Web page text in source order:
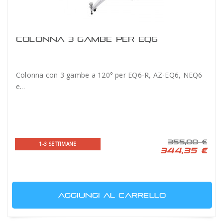
COLONNA 3 GAMBE PER EQ6
Colonna con 3 gambe a 120° per EQ6-R, AZ-EQ6, NEQ6
e...
1-3 SETTIMANE 355,00 €
344,35 €
AGGIUNGI AL CARRELLO